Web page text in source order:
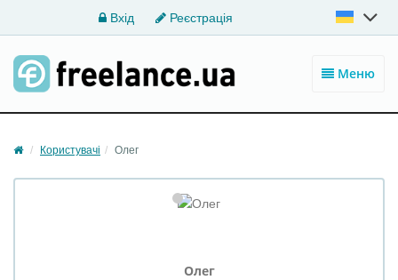
Вхід Реєстрація
Меню
Користувачі Олег
Олег